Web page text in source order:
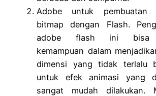
Adobe untuk pembuatan
bitmap dengan Flash.
adobe flash ini bisa
kemampuan dalam
dimensi yang tidak terlalu
untuk efek animasi yang
sangat mudah dilakukan.